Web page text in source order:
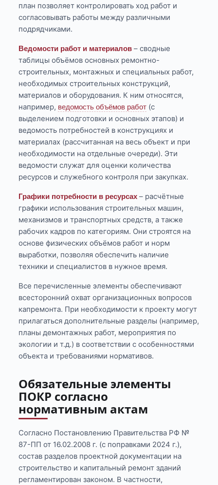
план позволяет контролировать ход работ и
согласовывать работы между различными
подрядчиками.
Ведомости работ и материалов – сводные
таблицы объёмов основных ремонтно-
строительных, монтажных и специальных работ,
необходимых строительных конструкций,
материалов и оборудования. К ним относятся,
например, ведомость объёмов работ (с
выделением подготовки и основных этапов) и
ведомость потребностей в конструкциях и
материалах (рассчитанная на весь объект и при
необходимости на отдельные очереди). Эти
ведомости служат для оценки количества
ресурсов и служебного контроля при закупках.
Графики потребности в ресурсах – расчётные
графики использования строительных машин,
механизмов и транспортных средств, а также
рабочих кадров по категориям. Они строятся на
основе физических объёмов работ и норм
выработки, позволяя обеспечить наличие
техники и специалистов в нужное время.
Все перечисленные элементы обеспечивают
всесторонний охват организационных вопросов
капремонта. При необходимости к проекту могут
прилагаться дополнительные разделы (например,
планы демонтажных работ, мероприятия по
экологии и т.д.) в соответствии с особенностями
объекта и требованиями нормативов.
Обязательные элементы
ПОКР согласно
нормативным актам
Согласно Постановлению Правительства РФ №
87-ПП от 16.02.2008 г. (с поправками 2024 г.),
состав разделов проектной документации на
строительство и капитальный ремонт зданий
регламентирован законом. В частности,